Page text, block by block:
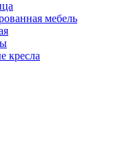
мебель
кресла